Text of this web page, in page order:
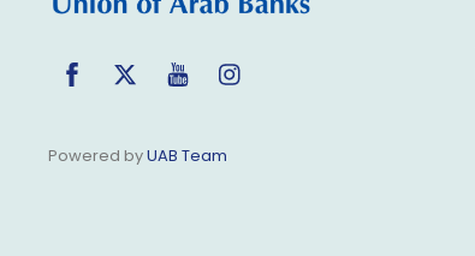
FacebookTwitter YouTube
Powered byUAB Team